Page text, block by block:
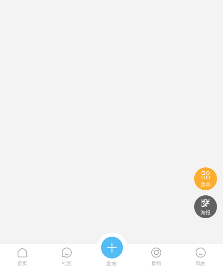

菜单

海报

首页

社区

发布

群组

我的